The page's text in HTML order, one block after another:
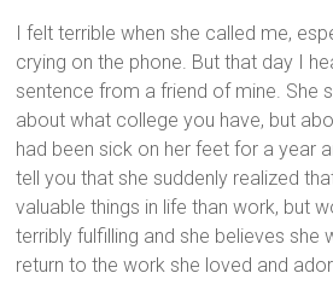
I felt terrible when she called me,
crying on the phone. But that day I
sentence from a friend of mine. She
about what college you have, but
had been sick on her feet for a year
tell you that she suddenly realized
valuable things in life than work, but
terribly fulfilling and she believes she
return to the work she loved and